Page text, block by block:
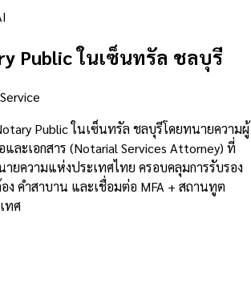
Public ในเซ็นทรัล ชลบุรี
Public ในเซ็นทรัล ชลบุรีโดยทนายความผู้
ละเอกสาร (Notarial Services Attorney) ที่
ยความแห่งประเทศไทย ครอบคลุมการรับรอง
ง คำสาบาน และเชื่อมต่อ MFA + สถานทูต
ทศ